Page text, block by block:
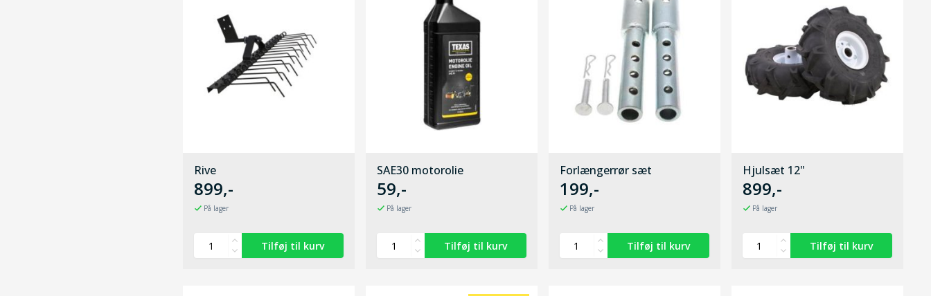
Rive
899,-
På lager
SAE30 motorolie
59,-
På lager
Forlængerrør sæt
199,-
På lager
Hjulsæt 12"
899,-
På lager